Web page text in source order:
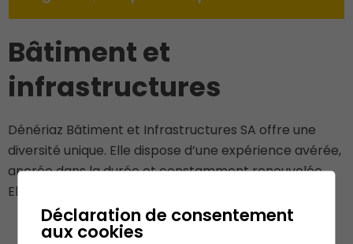
Bâtiment et
infrastructures
Dénériaz Bâtiment et Infrastructures SA offre une
diversité unique. Elle dispose d’une expérience avérée,
ancrée dans la durée et constamment renouvelée.
Elle fait de nous un partenaire privilégié.
Déclaration de consentement
aux cookies